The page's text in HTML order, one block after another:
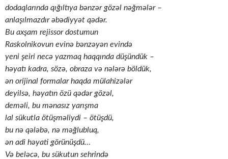
dodaqlarında qığıltıya bənzər gözəl nəğmələr –
anlaşılmazdır əbədiyyət qədər.
Bu axşam rejissor dostumun
Raskolnikovun evinə bənzəyən evində
yeni şeiri necə yazmaq haqqında düşündük –
həyatı kadra, sözə, obraza və nələrə böldük,
ən orijinal formalar haqda mülahizələr
deyilsə, həyatın özü qədər gözəl,
deməli, bu mənasız yarışma
lal sükutla ötüşməliydi – ötüşdü,
bu nə qələbə, nə məğlubluq,
ən adi həyati görünüşdü…
Və beləcə, bu sükutun sehrində